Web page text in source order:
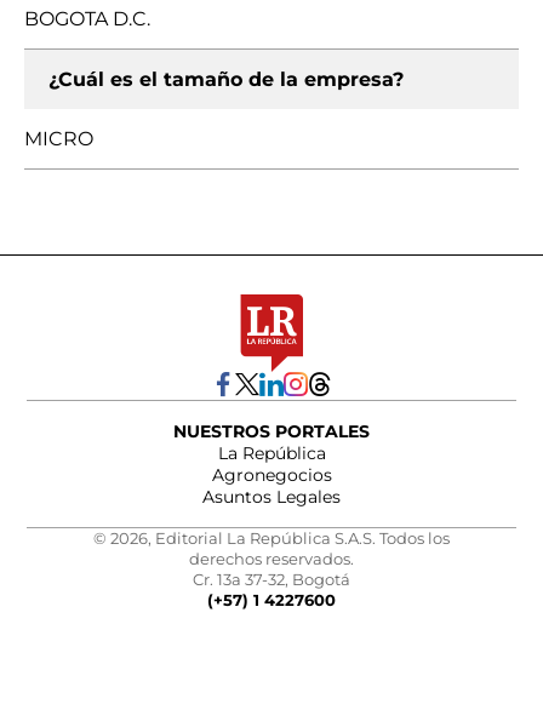
BOGOTA D.C.
¿Cuál es el tamaño de la empresa?
MICRO
NUESTROS PORTALES
La República
Agronegocios
Asuntos Legales
© 2026, Editorial La República S.A.S. Todos los
derechos reservados.
Cr. 13a 37-32, Bogotá
(+57) 1 4227600